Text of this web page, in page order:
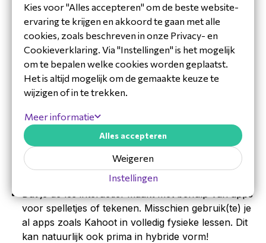
Dat lesmateriaal van tevoren beschikbaar is
(bijvoorbeeld via Teams) en dat leerlingen dit tijdig
kunnen bekijken of downloaden.
Dat (aan)tekeningen die je tijdens de uitleg maakt
beschikbaar zijn voor iedereen. Met eendigibord
contentcamera hebben leerlingen of afstand én op
Dat je leerlingen opdeelt in groepjes bij
coöperatieve werkvormen. Microsoft Teams maakt
dit ook mogelijk. Zo kan je als docent de groepjes
een voor een langsgaan om ze te begeleiden en
hebben de leerlingen meer onderling contact.
Dat je de les interactief maakt met behulp van apps
voor spelletjes of tekenen. Misschien gebruik(te) je
al apps zoals Kahoot in volledig fysieke lessen. Dit
kan natuurlijk ook prima in hybride vorm!
Kies voor "Alles accepteren" om de beste website-
ervaring te krijgen en akkoord te gaan met alle
cookies, zoals beschreven in onze Privacy- en
Cookieverklaring. Via "Instellingen" is het mogelijk
om te bepalen welke cookies worden geplaatst.
Het is altijd mogelijk om de gemaakte keuze te
wijzigen of in te trekken.
Meer informatie
Instellingen
Weigeren
Alles accepteren